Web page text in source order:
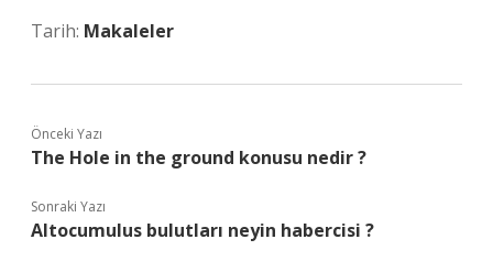
Tarih: Makaleler
Önceki Yazı
The Hole in the ground konusu nedir ?
Sonraki Yazı
Altocumulus bulutları neyin habercisi ?